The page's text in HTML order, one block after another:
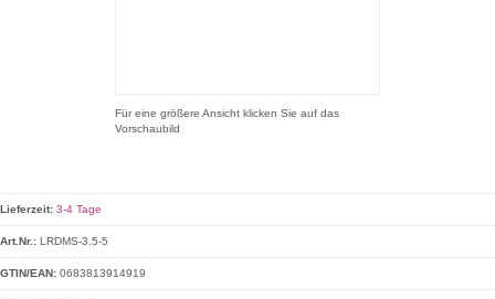
Für eine größere Ansicht klicken Sie auf das
Vorschaubild
Lieferzeit: 3-4 Tage
Art.Nr.: LRDMS-3.5-5
GTIN/EAN: 0683813914919